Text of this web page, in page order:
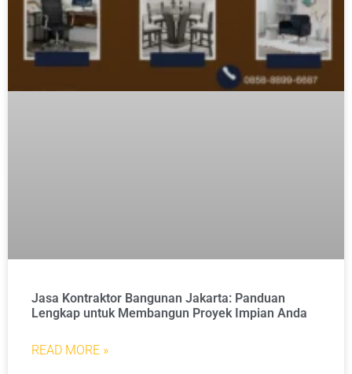
Jasa Kontraktor Bangunan Jakarta: Panduan
Lengkap untuk Membangun Proyek Impian Anda
READ MORE »